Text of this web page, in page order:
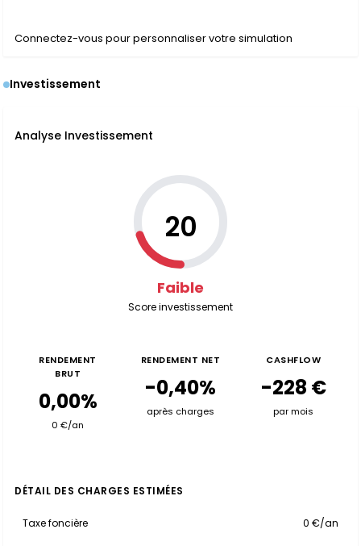
Connectez-vous pour personnaliser votre simulation
Investissement
Analyse Investissement
20
Faible
Score investissement
RENDEMENT
BRUT
0,00%
0 €/an
RENDEMENT NET
-0,40%
après charges
CASHFLOW
-228 €
par mois
DÉTAIL DES CHARGES ESTIMÉES
Taxe foncière 0 €/an